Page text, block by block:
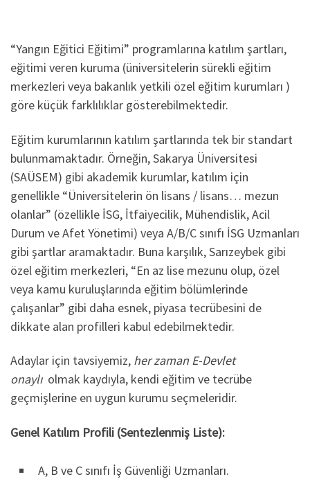
“Yangın Eğitici Eğitimi” programlarına katılım şartları,
eğitimi veren kuruma (üniversitelerin sürekli eğitim
merkezleri veya bakanlık yetkili özel eğitim kurumları )
göre küçük farklılıklar gösterebilmektedir.
Eğitim kurumlarının katılım şartlarında tek bir standart
bulunmamaktadır. Örneğin, Sakarya Üniversitesi
(SAÜSEM) gibi akademik kurumlar, katılım için
genellikle “Üniversitelerin ön lisans / lisans… mezun
olanlar” (özellikle İSG, İtfaiyecilik, Mühendislik, Acil
Durum ve Afet Yönetimi) veya A/B/C sınıfı İSG Uzmanları
gibi şartlar aramaktadır. Buna karşılık, Sarızeybek gibi
özel eğitim merkezleri, “En az lise mezunu olup, özel
veya kamu kuruluşlarında eğitim bölümlerinde
çalışanlar” gibi daha esnek, piyasa tecrübesini de
dikkate alan profilleri kabul edebilmektedir.
Adaylar için tavsiyemiz, her zaman E-Devlet
onaylıolmak kaydıyla, kendi eğitim ve tecrübe
geçmişlerine en uygun kurumu seçmeleridir.
Genel Katılım Profili (Sentezlenmiş Liste):
A, B ve C sınıfı İş Güvenliği Uzmanları.